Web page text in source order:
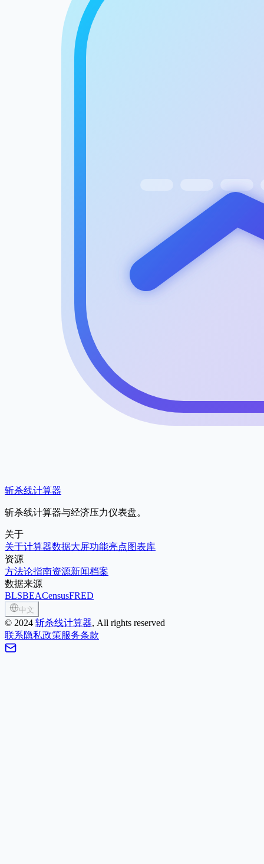
斩杀线计算器
斩杀线计算器与经济压力仪表盘。
关于
关于计算器数据大屏功能亮点图表库
资源
方法论指南资源新闻档案
数据来源
BLSBEACensusFRED
中文
© 2024 斩杀线计算器, All rights reserved
联系隐私政策服务条款